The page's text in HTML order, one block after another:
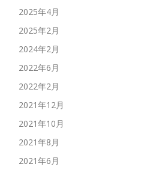
2025年4月
2025年2月
2024年2月
2022年6月
2022年2月
2021年12月
2021年10月
2021年8月
2021年6月